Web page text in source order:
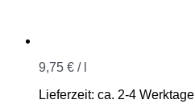
9,75 € /
Lieferzeit: ca. 2-4 Werktage